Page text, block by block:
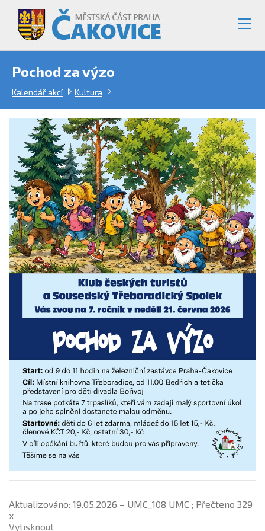
Pochod za výzo
Kalendář akcí Kultura
Aktualizováno: 19.05.2026 – UMC_108 UMC ; Přečteno 329
x
Vytisknout